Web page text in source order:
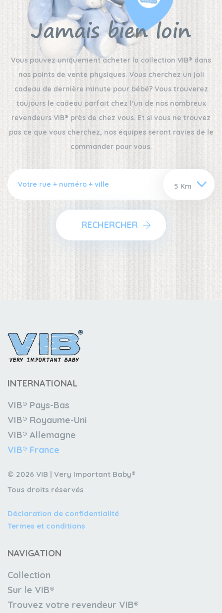
Jamais bien loin
Vous pouvez uniquement acheter la collection VIB® dans
nos points de vente physiques. Vous cherchez un joli
cadeau de dernière minute pour bébé? Vous trouverez
toujours le cadeau parfait chez l’un de nos nombreux
revendeurs VIB® près de chez vous. Et si vous ne trouvez
pas ce que vous cherchez, nos équipes seront ravies de le
commander pour vous.
RECHERCHER
INTERNATIONAL
VIB® Pays-Bas
VIB® Royaume-Uni
VIB® Allemagne
VIB® France
© 2026 VIB | Very Important Baby®
Tous droits réservés
Déclaration de confidentialité
Termes et conditions
NAVIGATION
Collection
Sur le VIB®
Trouvez votre revendeur VIB®